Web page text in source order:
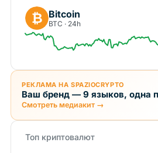
₿ Bitcoin
BTC · 24h
РЕКЛАМА НА SPAZIOCRYPTO
Ваш бренд — 9 языков, одна
Смотреть медиакит →
Топ криптовалют